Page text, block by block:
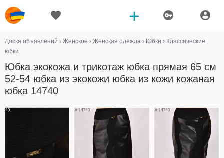
Доска объявлений › Женское › Женская одежда › Юбки › Классические
юбки
Юбка экокожа и трикотаж юбка прямая 65 см
52-54 юбка из экокожи юбка из кожи кожаная
юбка 14740